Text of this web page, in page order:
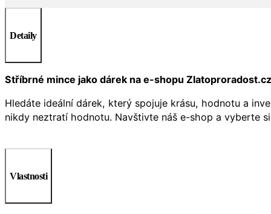
Detaily
Stříbrné mince jako dárek na e-shopu Zlatoproradost.cz
Hledáte ideální dárek, který spojuje krásu, hodnotu a
nikdy neztratí hodnotu. Navštivte náš e-shop a vyberte
Vlastnosti